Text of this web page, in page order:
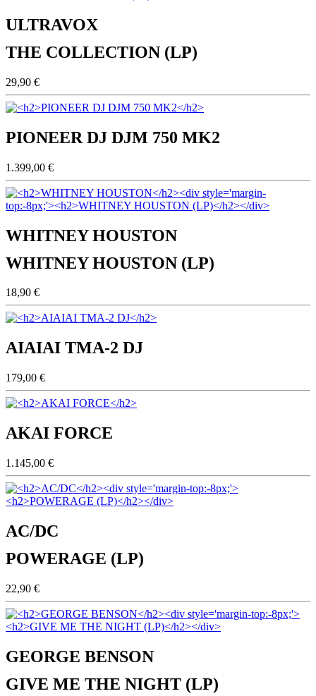
ULTRAVOX
THE COLLECTION (LP)
29,90 €
PIONEER DJ DJM 750 MK2
1.399,00 €
WHITNEY HOUSTON
WHITNEY HOUSTON (LP)
18,90 €
AIAIAI TMA-2 DJ
179,00 €
AKAI FORCE
1.145,00 €
AC/DC
POWERAGE (LP)
22,90 €
GEORGE BENSON
GIVE ME THE NIGHT (LP)